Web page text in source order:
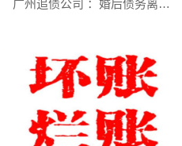
广州追债公司 ：婚后债务离婚后应该如何处理